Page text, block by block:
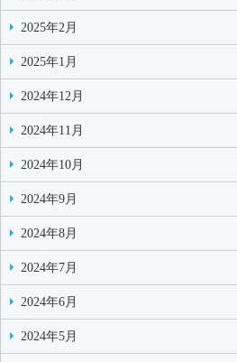
2025年2月
2025年1月
2024年12月
2024年11月
2024年10月
2024年9月
2024年8月
2024年7月
2024年6月
2024年5月